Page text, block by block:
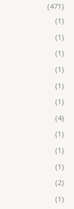
(471)
(1)
(1)
(1)
(1)
(1)
(1)
(4)
(1)
(1)
(1)
(2)
(1)